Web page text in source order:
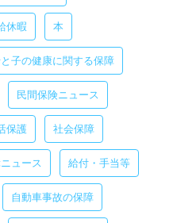
休暇 本
子の健康に関する保障
民間保険ニュース
保護 社会保障
ュース 給付・手当等
自動車事故の保障